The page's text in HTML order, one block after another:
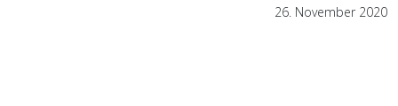
26. November 2020